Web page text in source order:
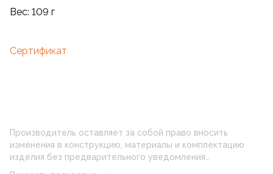
Вес: 109 г
Сертификат
Производитель оставляет за собой право вносить
изменения в конструкцию, материалы и комплектацию
изделия без предварительного уведомления